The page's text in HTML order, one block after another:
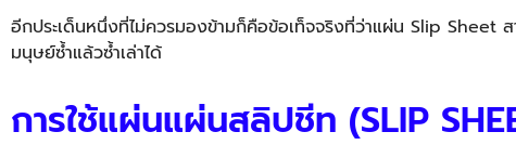
อีกประเด็นหนึ่งที่ไม่ควรมองข้ามก็คือข้อเท็จจริงที่ว่าแผ่น Slip Sheet
มนุษย์ซ้ำแล้วซ้ำเล่าได้
การใช้แผ่นแผ่นสลิปชีท (SLIP